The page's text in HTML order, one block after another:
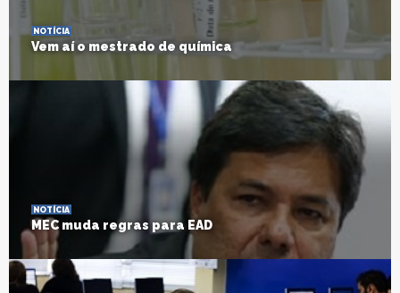
NOTÍCIA
Vem aí o mestrado de química
NOTÍCIA
MEC muda regras para EAD